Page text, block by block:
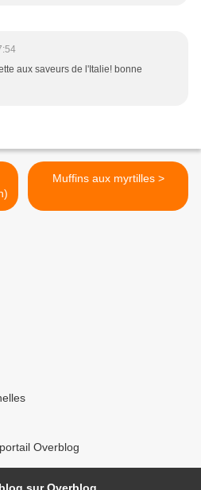
aux saveurs de l'Italie! bonne
Muffins aux myrtilles >
Overblog